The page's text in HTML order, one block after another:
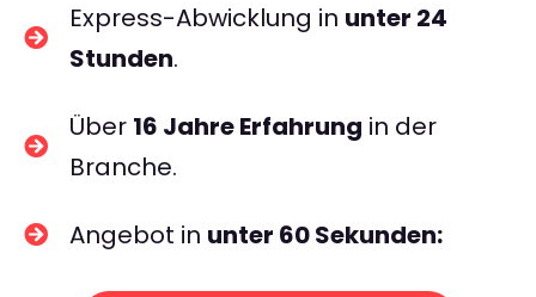
Express-Abwicklung in unter 24
Stunden.
Über 16 Jahre Erfahrung in der
Branche.
Angebot in unter 60 Sekunden: